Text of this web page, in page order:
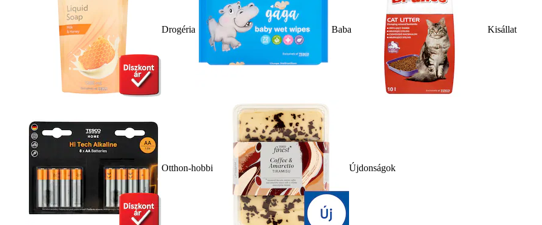
Drogéria Baba Kisállat
Otthon-hobbi Újdonságok